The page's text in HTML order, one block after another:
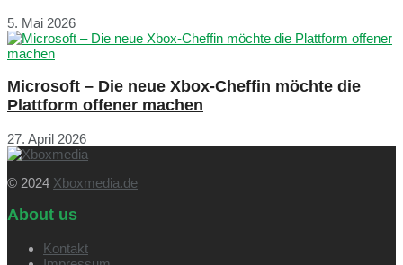
5. Mai 2026
Microsoft – Die neue Xbox-Cheffin möchte die
Plattform offener machen
27. April 2026
© 2024 Xboxmedia.de
About us
Kontakt